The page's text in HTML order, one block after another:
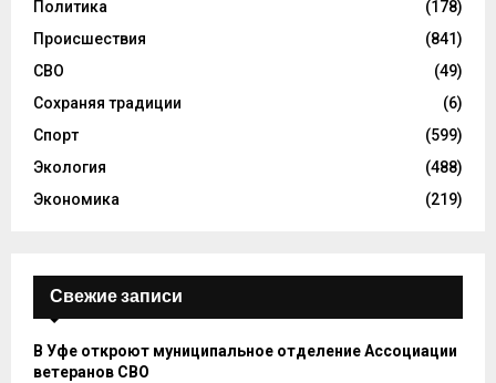
Политика
(178)
Происшествия
(841)
СВО
(49)
Сохраняя традиции
(6)
Спорт
(599)
Экология
(488)
Экономика
(219)
Свежие записи
В Уфе откроют муниципальное отделение Ассоциации
ветеранов СВО